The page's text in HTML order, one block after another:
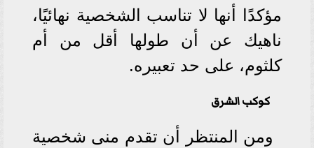
مؤكدًا أنها لا تناسب الشخصية نهائيًا،
ناهيك عن أن طولها أقل من أم
كلثوم، على حد تعبيره.
كوكب الشرق
ومن المنتظر أن تقدم منى شخصية